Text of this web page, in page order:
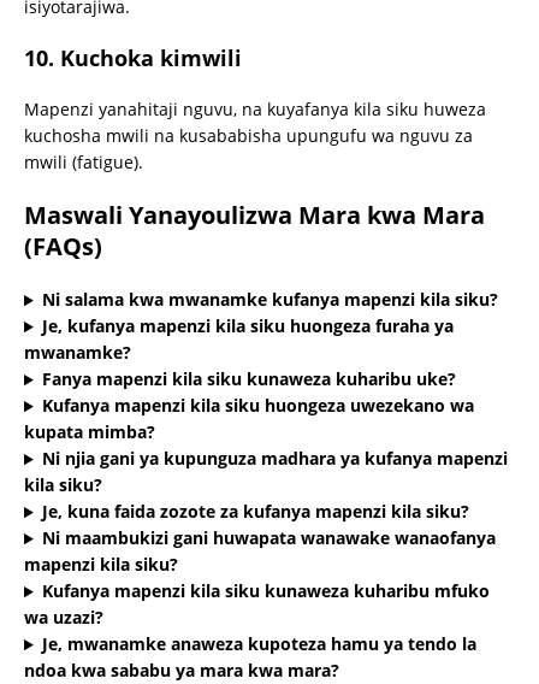
isiyotarajiwa.
10. Kuchoka kimwili
Mapenzi yanahitaji nguvu, na kuyafanya kila siku huweza
kuchosha mwili na kusababisha upungufu wa nguvu za
mwili (fatigue).
Maswali Yanayoulizwa Mara kwa Mara
(FAQs)
Ni salama kwa mwanamke kufanya mapenzi kila siku?
Je, kufanya mapenzi kila siku huongeza furaha ya
mwanamke?
Fanya mapenzi kila siku kunaweza kuharibu uke?
Kufanya mapenzi kila siku huongeza uwezekano wa
kupata mimba?
Ni njia gani ya kupunguza madhara ya kufanya mapenzi
kila siku?
Je, kuna faida zozote za kufanya mapenzi kila siku?
Ni maambukizi gani huwapata wanawake wanaofanya
mapenzi kila siku?
Kufanya mapenzi kila siku kunaweza kuharibu mfuko
wa uzazi?
Je, mwanamke anaweza kupoteza hamu ya tendo la
ndoa kwa sababu ya mara kwa mara?